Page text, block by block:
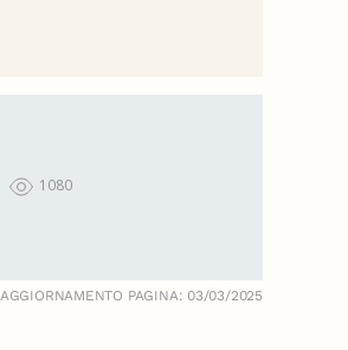
1080
AGGIORNAMENTO PAGINA: 03/03/2025